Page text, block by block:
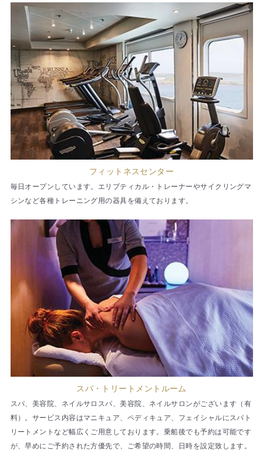
フィットネスセンター
毎日オープンしています。エリプティカル・トレーナーやサイクリングマ
シンなど各種トレーニング用の器具を備えております。
スパ・トリートメントルーム
スパ、美容院、ネイルサロスパ、美容院、ネイルサロンがございます（有
料）。サービス内容はマニキュア、ペディキュア、フェイシャルにスパト
リートメントなど幅広くご用意しております。乗船後でも予約は可能です
が、早めにご予約された方優先で、ご希望の時間、日時を設定致します。